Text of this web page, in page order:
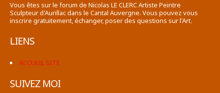
Vous êtes sur le forum de Nicolas LE CLERC Artiste Peintre
Sculpteur d'Aurillac dans le Cantal Auvergne. Vous pouvez vous
inscrire gratuitement, échanger, poser des questions sur l'Art.
LIENS
ACCUEIL SITE
SUIVEZ MOI